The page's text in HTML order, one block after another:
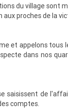
du village sont
proches de la
et appelons tous
dans nos
saisissent de
comptes.